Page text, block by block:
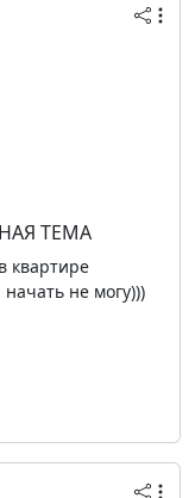
ТЕМА
квартире
не могу)))